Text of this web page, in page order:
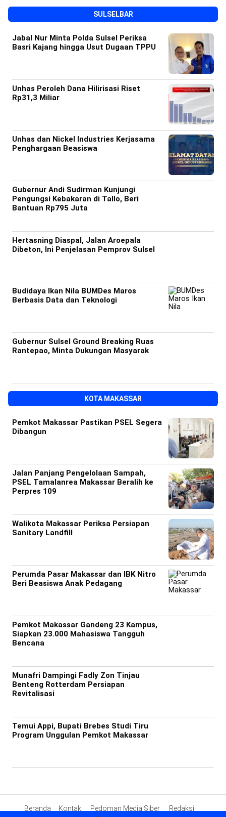
SULSELBAR
Jabal Nur Minta Polda Sulsel Periksa
Basri Kajang hingga Usut Dugaan TPPU
Unhas Peroleh Dana Hilirisasi Riset
Rp31,3 Miliar
Unhas dan Nickel Industries Kerjasama
Penghargaan Beasiswa
Gubernur Andi Sudirman Kunjungi
Pengungsi Kebakaran di Tallo, Beri
Bantuan Rp795 Juta
Hertasning Diaspal, Jalan Aroepala
Dibeton, Ini Penjelasan Pemprov Sulsel
Budidaya Ikan Nila BUMDes Maros
Berbasis Data dan Teknologi
Gubernur Sulsel Ground Breaking Ruas
Rantepao, Minta Dukungan Masyarak
KOTA MAKASSAR
Pemkot Makassar Pastikan PSEL Segera
Dibangun
Jalan Panjang Pengelolaan Sampah,
PSEL Tamalanrea Makassar Beralih ke
Perpres 109
Walikota Makassar Periksa Persiapan
Sanitary Landfill
Perumda Pasar Makassar dan IBK Nitro
Beri Beasiswa Anak Pedagang
Pemkot Makassar Gandeng 23 Kampus,
Siapkan 23.000 Mahasiswa Tangguh
Bencana
Munafri Dampingi Fadly Zon Tinjau
Benteng Rotterdam Persiapan
Revitalisasi
Temui Appi, Bupati Brebes Studi Tiru
Program Unggulan Pemkot Makassar
Beranda Kontak Pedoman Media Siber
Redaksi